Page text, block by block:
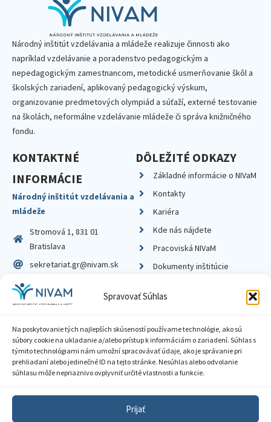
Spravovať Súhlas
Na poskytovanie tých najlepších skúseností používame technológie, ako sú
súbory cookie na ukladanie a/alebo prístup k informáciám o zariadení. Súhlas s
týmito technológiami nám umožní spracovávať údaje, ako je správanie pri
prehliadaní alebo jedinečné ID na tejto stránke. Nesúhlas alebo odvolanie
súhlasu môže nepriaznivo ovplyvniť určité vlastnosti a funkcie.
Prijať
Národný inštitút vzdelávania a mládeže realizuje činnosti ako
napríklad vzdelávanie a poradenstvo pedagogickým a
nepedagogickým zamestnancom, metodické usmerňovanie škôl a
školských zariadení, aplikovaný pedagogický výskum,
organizovanie predmetových olympiád a súťaží, externé testovanie
na školách, neformálne vzdelávanie mládeže či správa knižničného
fondu.
KONTAKTNÉ
INFORMÁCIE
Národný inštitút vzdelávania a
mládeže
Stromová 1, 831 01
Bratislava
sekretariat.gr@nivam.sk
IČO: 00164348
DIČ: 2020798714
DÔLEŽITÉ ODKAZY
Základné informácie o NIVaM
Kontakty
Kariéra
Kde nás nájdete
Pracoviská NIVaM
Dokumenty inštitúcie
Zásady ochrany súkromia
Sprístupnenie informácií